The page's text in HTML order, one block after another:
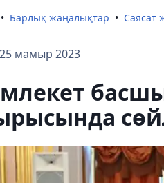
Барлық жаңалықтар Саясат
мамыр 2023